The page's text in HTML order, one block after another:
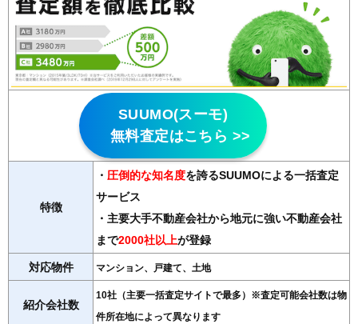
SUUMO(スーモ)
無料査定はこちら >>
特徴
・ 圧倒的な知名度を誇るSUUMOによる一括査定
サービス
・主要大手不動産会社から地元に強い不動産会社
まで2000社以上が登録
対応物件 マンション、戸建て、土地
紹介会社数
10社（主要一括査定サイトで最多）※査定可能会社数は物
件所在地によって異なります